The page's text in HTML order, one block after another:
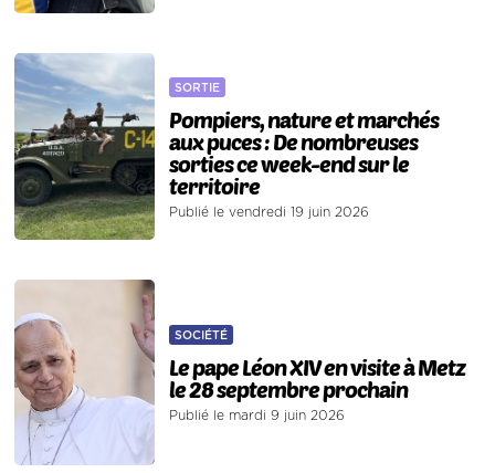
SORTIE
Pompiers, nature et marchés
aux puces : De nombreuses
sorties ce week-end sur le
territoire
Publié le vendredi 19 juin 2026
SOCIÉTÉ
Le pape Léon XIV en visite à Metz
le 28 septembre prochain
Publié le mardi 9 juin 2026